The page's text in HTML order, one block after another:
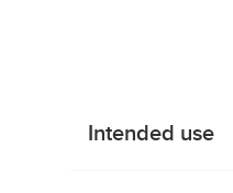
Intended use